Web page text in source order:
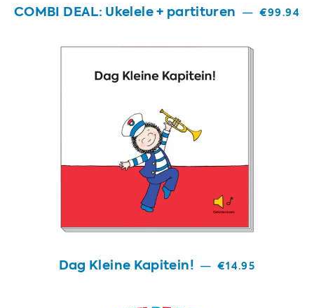
COMBI DEAL: Ukelele + partituren — €99.94
Dag Kleine Kapitein! — €14.95